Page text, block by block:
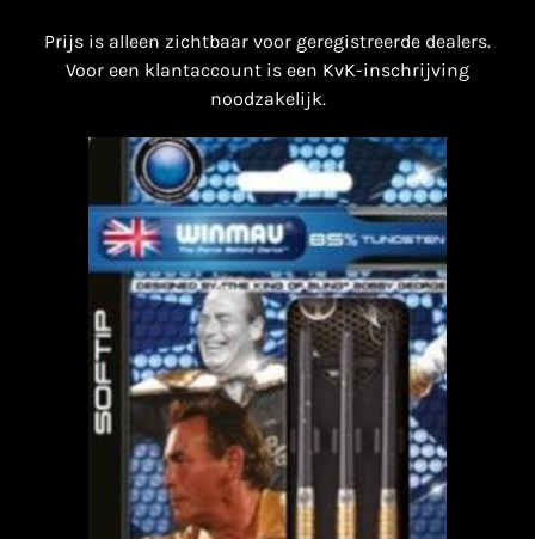
Prijs is alleen zichtbaar voor geregistreerde dealers.
Voor een klantaccount is een KvK-inschrijving
noodzakelijk.